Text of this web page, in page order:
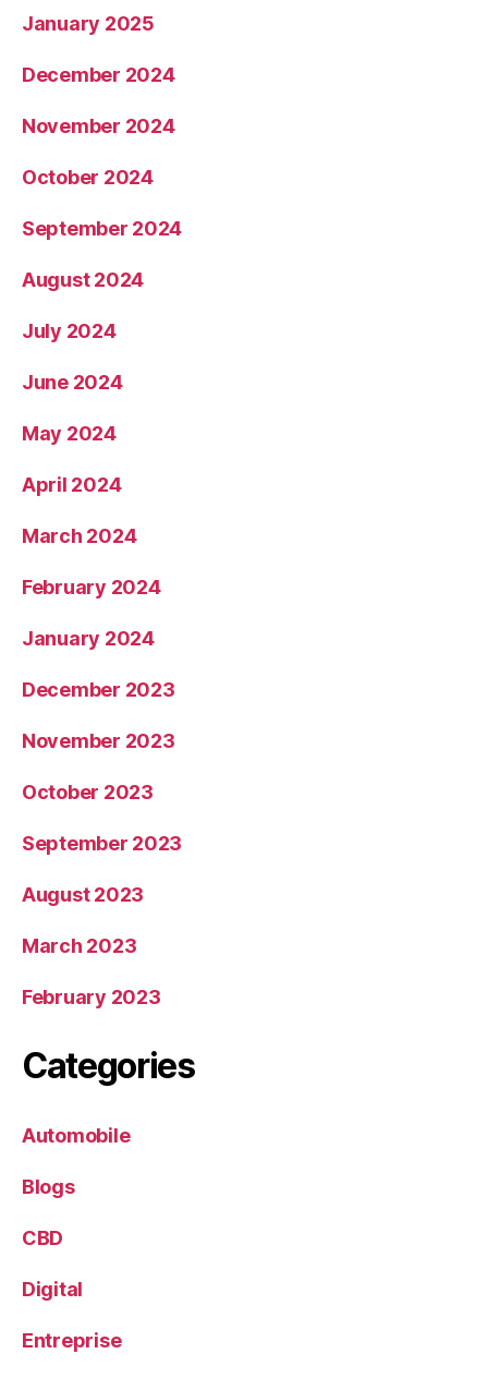
January 2025
December 2024
November 2024
October 2024
September 2024
August 2024
July 2024
June 2024
May 2024
April 2024
March 2024
February 2024
January 2024
December 2023
November 2023
October 2023
September 2023
August 2023
March 2023
February 2023
Categories
Automobile
Blogs
CBD
Digital
Entreprise